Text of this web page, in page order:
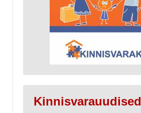
Kinnisvarauudised